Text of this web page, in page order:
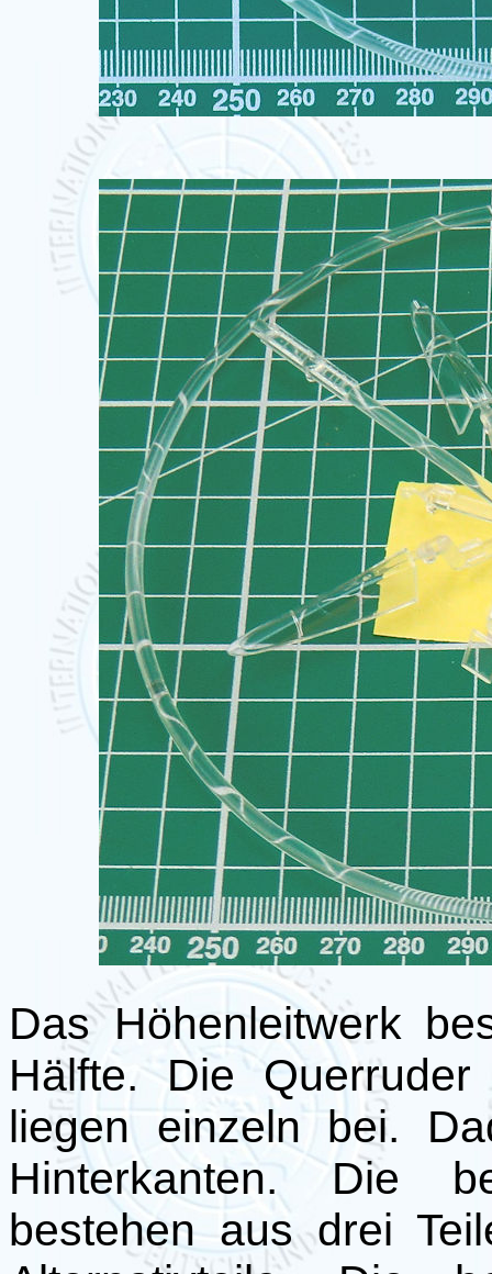
Das Höhenleitwerk
Hälfte. Die
liegen einzeln bei.
Hinterkanten. Die
bestehen aus drei